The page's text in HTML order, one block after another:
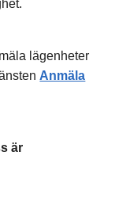
lägenheter
Anmäla
är